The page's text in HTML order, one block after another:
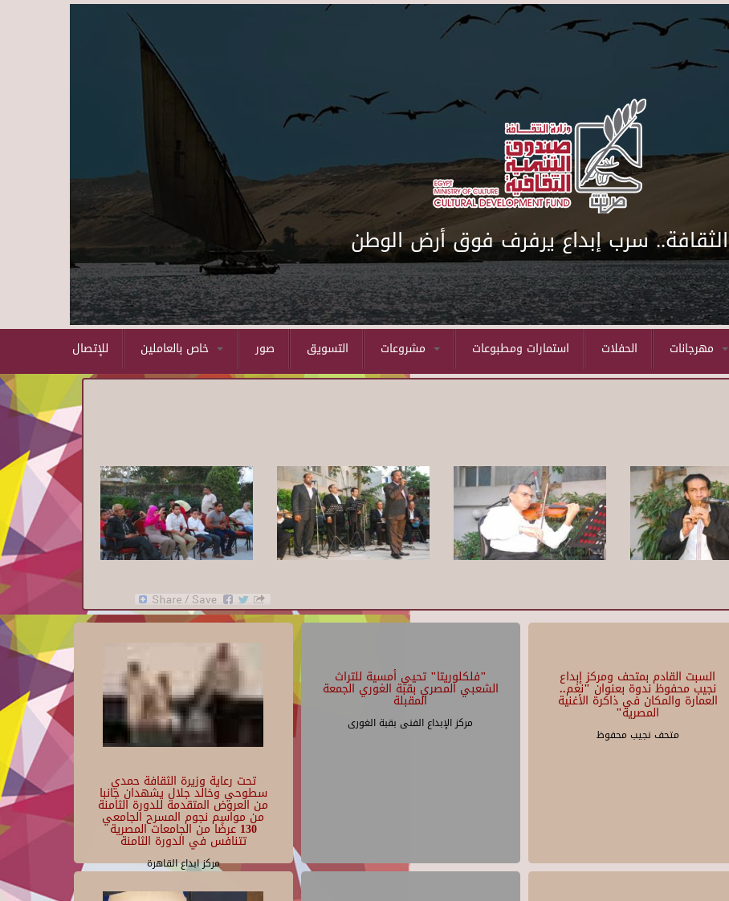
Skip to main content
الثقافة.. سرب إبداع يرفرف فوق أرض الوطن
للإتصال صور التسويق استمارات ومطبوعات الحفلات
تحت رعاية وزيرة الثقافة حمدي
سطوحي وخالد جلال يشهدان جانبا
من العروض المتقدمة للدورة الثامنة
من مواسم نجوم المسرح الجامعي
130 عرضًا من الجامعات المصرية
تتنافس في الدورة الثامنة
مركز ابداع القاهرة
"فلكلوريتا" تحيي أمسية للتراث
الشعبي المصري بقبة الغوري الجمعة
المقبلة
مركز الإبداع الفنى بقبة الغورى
السبت القادم بمتحف ومركز إبداع
نجيب محفوظ ندوة بعنوان "نغم..
العمارة والمكان في ذاكرة الأغنية
المصرية"
متحف نجيب محفوظ